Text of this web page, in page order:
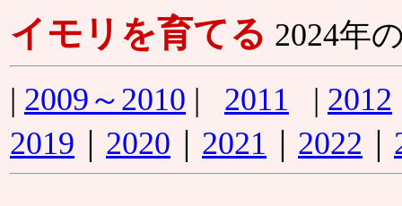
イモリを育てる 2024年
| 2009～2010 | 2011 | 2012
2019
2020 2021 2022